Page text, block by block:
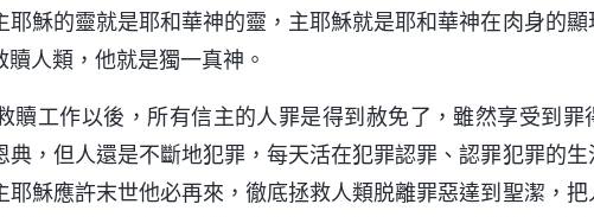
穌的靈就是耶和華神的靈，主耶穌就是耶和華神在肉身的顯
人類，他就是獨一真神。
贖工作以後，所有信主的人罪是得到赦免了，雖然享受到罪
，但人還是不斷地犯罪，每天活在犯罪認罪、認罪犯罪的
穌應許末世他必再來，徹底拯救人類脱離罪惡達到聖潔，